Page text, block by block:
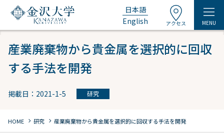
日本語
English
アクセス MENU
産業廃棄物から貴金属を選択的に回収
する手法を開発
掲載日：2021-1-5 研究
HOME chevron_right 研究 chevron_right 産業廃棄物から貴金属を選択的に回収する手法を開発